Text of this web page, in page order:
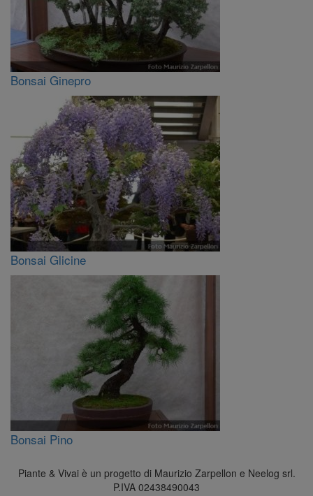
Bonsai Ginepro
Bonsai Glicine
Bonsai Pino
Piante & Vivai è un progetto di Maurizio Zarpellon e Neelog srl.
P.IVA 02438490043